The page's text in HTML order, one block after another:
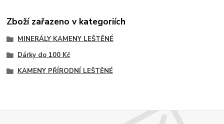
Zboží zařazeno v kategoriích
MINERÁLY KAMENY LEŠTĚNÉ
Dárky do 100 Kč
KAMENY PŘÍRODNÍ LEŠTĚNÉ